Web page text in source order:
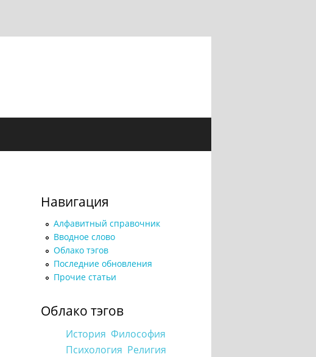
Навигация
Алфавитный справочник
Вводное слово
Облако тэгов
Последние обновления
Прочие статьи
Облако тэгов
История Философия
Психология Религия